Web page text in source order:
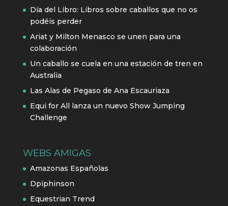
Día del Libro: Libros sobre caballos que no os
podéis perder
Ariat y Milton Menasco se unen para una
colaboración
Un caballo se cuela en una estación de tren en
Australia
Las Alas de Pegaso de Ana Escauriaza
Equi for All lanza un nuevo Show Jumping
Challenge
WEBS AMIGAS
Amazonas Españolas
Dpiphinson
Equestrian Trend